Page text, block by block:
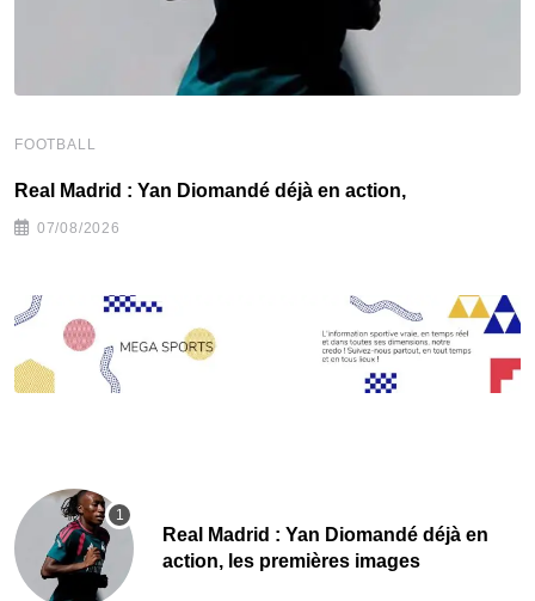
FOOTBALL
Real Madrid : Yan Diomandé déjà en action,
07/08/2026
Real Madrid : Yan Diomandé déjà en
action, les premières images